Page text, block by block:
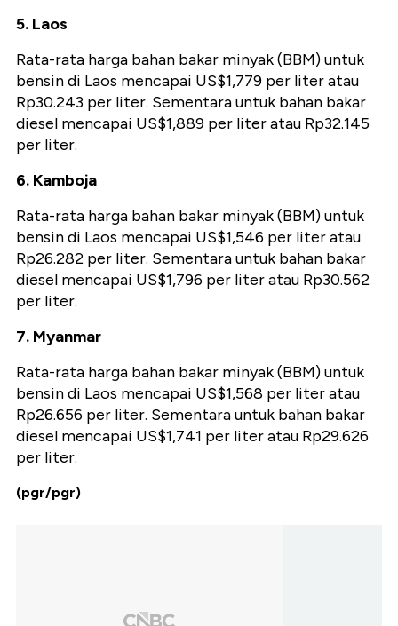
5. Laos
Rata-rata harga bahan bakar minyak (BBM) untuk
bensin di Laos mencapai US$1,779 per liter atau
Rp30.243 per liter. Sementara untuk bahan bakar
diesel mencapai US$1,889 per liter atau Rp32.145
per liter.
6. Kamboja
Rata-rata harga bahan bakar minyak (BBM) untuk
bensin di Laos mencapai US$1,546 per liter atau
Rp26.282 per liter. Sementara untuk bahan bakar
diesel mencapai US$1,796 per liter atau Rp30.562
per liter.
7. Myanmar
Rata-rata harga bahan bakar minyak (BBM) untuk
bensin di Laos mencapai US$1,568 per liter atau
Rp26.656 per liter. Sementara untuk bahan bakar
diesel mencapai US$1,741 per liter atau Rp29.626
per liter.
(pgr/pgr)